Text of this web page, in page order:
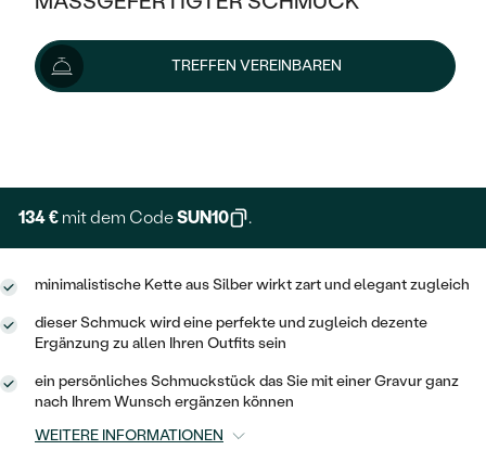
KLASSISCH
MEMOIRE
VINTAGE
AUSSERGEWÖHNLICHE
GEHÄMMERTE
VON HAND GRAVIERTE
MIT MEHREREN DIAMANTEN
HALO
VINTAGE
IM SET
AUSSERGEWÖHNLICH
WÄHLE EINEN RING
AUSVERKAUF
WENN SCHMUCK HILFT
OHRRINGE
ANHÄNGER / KETTEN
PLATIN
OHRSTECKER
MINIMALISTISCHE
OHRHÄNGER
SOLITÄR
HERZ
GOLD
SILBER
NACH STYL
ZUR GEBURT EINES KINDES
MIT STERNZEICHEN
AUSVERKAUF
SILBER
NACH STYL
MEMOIRE
MINIMALISTISCHE
TREFFEN VEREINBAREN
149 €
Wir liefern den Schmuck innerhalb von 7 - 10 Werktagen.
Lieferoptionen
134 € mit dem CodeSUN10 .
minimalistische Kette aus Silber wirkt zart und elegant zugleich
dieser Schmuck wird eine perfekte und zugleich dezente
Ergänzung zu allen Ihren Outfits sein
ein persönliches Schmuckstück das Sie mit einer Gravur ganz
nach Ihrem Wunsch ergänzen können
WEITERE INFORMATIONEN